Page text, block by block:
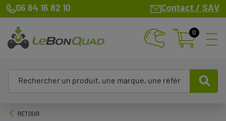
06 84 16 82 10 Contact / SAV
0
RETOUR